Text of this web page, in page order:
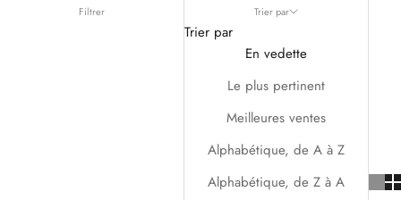
Filtrer Trier par
Trier par
En vedette
Le plus pertinent
Meilleures ventes
Alphabétique, de A à Z
Alphabétique, de Z à A